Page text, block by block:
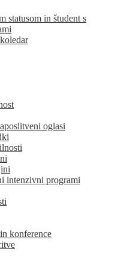
statusom in študent s
oglasi
intenzivni programi
konference